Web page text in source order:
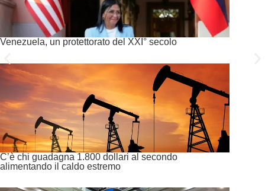
Venezuela, un protettorato del XXI° secolo
C’è chi guadagna 1.800 dollari al secondo
alimentando il caldo estremo